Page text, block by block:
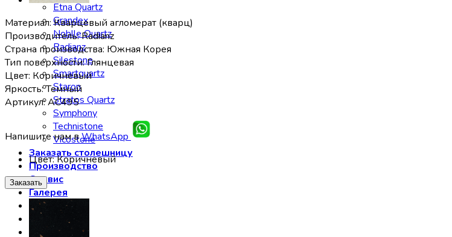
Etna Quartz
Grandex
Noblle Quartz
Radianz
Silestone
Smartquartz
Staron
Stratos Quartz
Symphony
Technistone
Vicostone
Заказать столешницу
Производство
Сервис
Галерея
Отзывы
Контакты
Материал: Кварцевый агломерат (кварц)
Производитель: Radianz
Страна производства: Южная Корея
Тип поверхности: Глянцевая
Цвет: Коричневый
Яркость: Темный
Артикул: AC495
Напишите нам вWhatsApp
Цвет:Коричневый
Заказать